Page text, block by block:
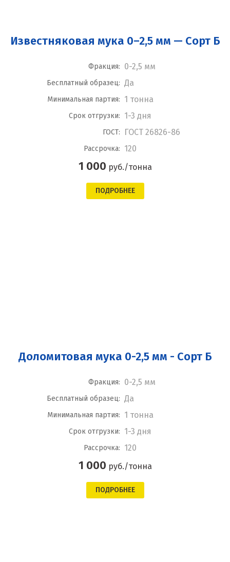
Известняковая мука 0–2,5 мм — Сорт Б
Фракция: 0-2,5 мм
Бесплатный образец: Да
Минимальная партия: 1 тонна
Срок отгрузки: 1-3 дня
ГОСТ: ГОСТ 26826-86
Рассрочка: 120
1 000 руб./тонна
ПОДРОБНЕЕ
Доломитовая мука 0-2,5 мм - Сорт Б
Фракция: 0-2,5 мм
Бесплатный образец: Да
Минимальная партия: 1 тонна
Срок отгрузки: 1-3 дня
Рассрочка: 120
1 000 руб./тонна
ПОДРОБНЕЕ